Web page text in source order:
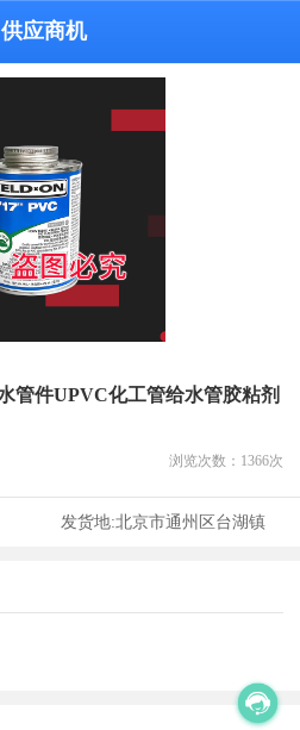
供应商机
管件UPVC化工管给水管胶粘剂
浏览次数： 1366次
发货地:北京市通州区台湖镇